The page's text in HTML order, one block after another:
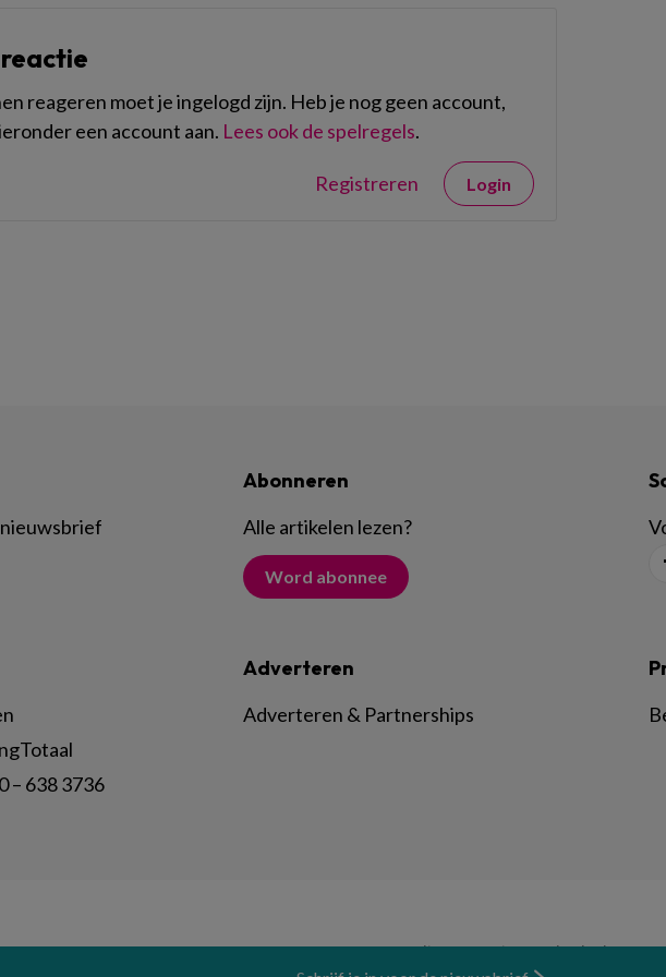
reageren moet je ingelogd zijn. Heb je nog geen account,
een account aan. Lees ook de spelregels.
Registreren Login
Abonneren
Alle artikelen lezen?
Word abonnee
– 638 3736
Adverteren
Adverteren & Partnerships
© BSL Media & Learning, onderdeel van